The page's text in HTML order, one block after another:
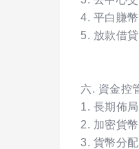
4. 平白賺
5. 放款借
六. 資金控
1. 長期佈
2. 加密貨
3. 貨幣分